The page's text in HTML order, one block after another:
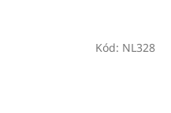
Kód: NL328